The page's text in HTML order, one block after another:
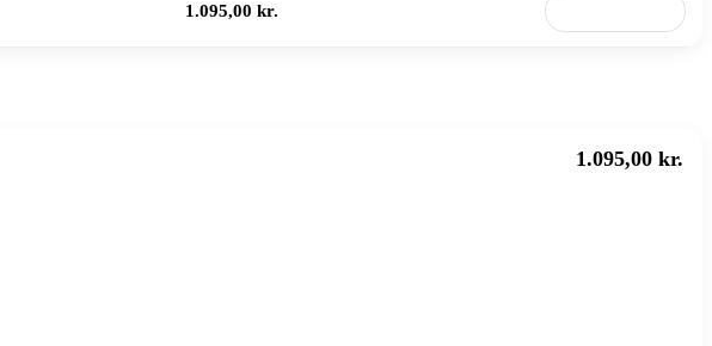
1.095,00 kr.
1.095,00 kr.